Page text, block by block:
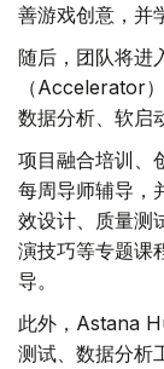
善游戏创意，并
随后，团队将进
（Accelerator
数据分析、软启
项目融合培训、
每周导师辅导，
效设计、质量测
演技巧等专题课
导。
此外，Astana
测试、数据分析